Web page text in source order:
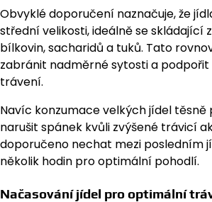
Obvyklé doporučení naznačuje, že
střední velikosti, ideálně se skládající
bílkovin, sacharidů a tuků. Tato
zabránit nadměrné sytosti a
trávení.
Navíc konzumace velkých jídel těsně
narušit spánek kvůli zvýšené trávicí
doporučeno nechat mezi posledním
několik hodin pro optimální pohodlí.
Načasování jídel pro optimální